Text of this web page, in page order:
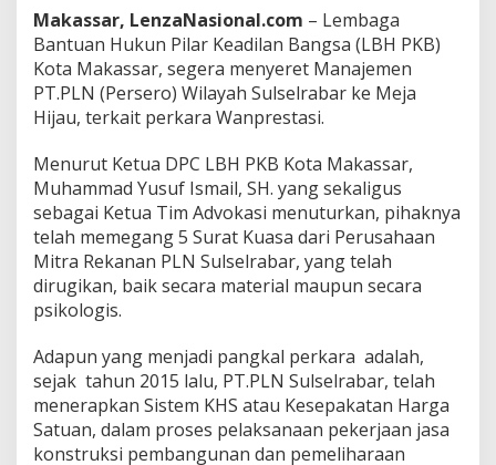
r
K
e
P
n
a
d
i
l
a
n
Makassar, LenzaNasional.com – Lembaga
Bantuan Hukun Pilar Keadilan Bangsa (LBH PKB)
Kota Makassar, segera menyeret Manajemen
PT.PLN (Persero) Wilayah Sulselrabar ke Meja
Hijau, terkait perkara Wanprestasi.
Menurut Ketua DPC LBH PKB Kota Makassar,
Muhammad Yusuf Ismail, SH. yang sekaligus
sebagai Ketua Tim Advokasi menuturkan, pihaknya
telah memegang 5 Surat Kuasa dari Perusahaan
Mitra Rekanan PLN Sulselrabar, yang telah
dirugikan, baik secara material maupun secara
psikologis.
Adapun yang menjadi pangkal perkara adalah,
sejak tahun 2015 lalu, PT.PLN Sulselrabar, telah
menerapkan Sistem KHS atau Kesepakatan Harga
Satuan, dalam proses pelaksanaan pekerjaan jasa
konstruksi pembangunan dan pemeliharaan